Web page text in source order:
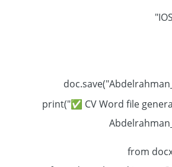
print("✅ CV Word file
from